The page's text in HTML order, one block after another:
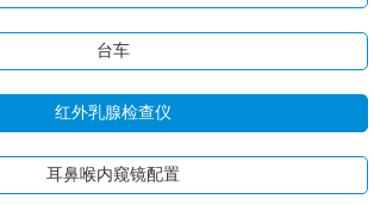
台车
红外乳腺检查仪
耳鼻喉内窥镜配置